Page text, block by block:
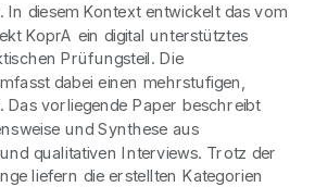
diesem Kontext entwickelt das vom
KoprA ein digital unterstütztes
Prüfungsteil. Die
dabei einen mehrstufigen,
Das vorliegende Paper beschreibt
und Synthese aus
qualitativen Interviews. Trotz der
liefern die erstellten Kategorien